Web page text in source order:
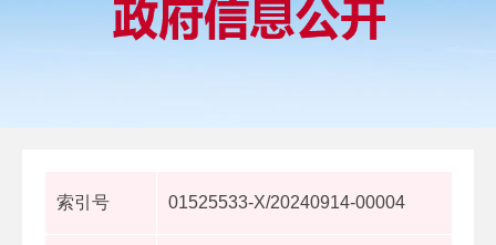
索引号 01525533-X/20240914-00004